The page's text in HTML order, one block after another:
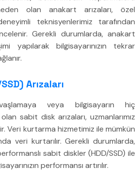
olan anakart arızaları, özel
teknisyenlerimiz tarafından
Gerekli durumlarda, anakart
yapılarak bilgisayarınızın tekrar
Arızaları
veya bilgisayarın hiç
sabit disk arızaları, uzmanlarımız
Veri kurtarma hizmetimiz ile mümkün
veri kurtarılır. Gerekli durumlarda,
sabit diskler (HDD/SSD) ile
performansı artırılır.